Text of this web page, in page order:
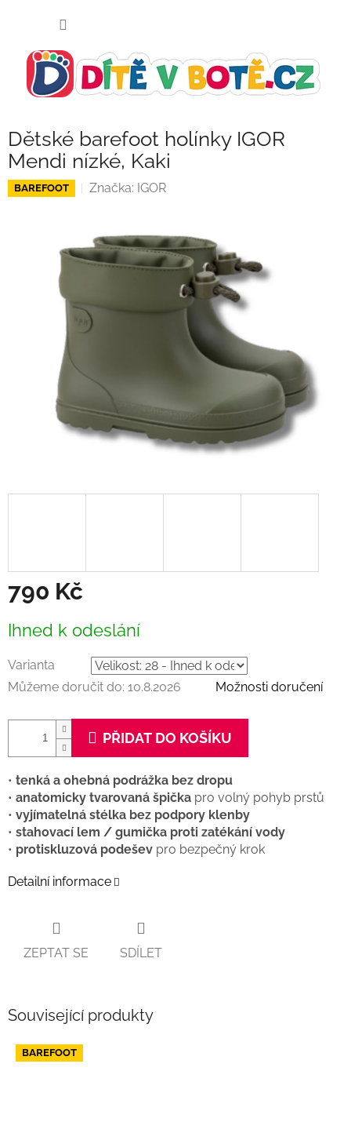
Dětské barefoot holínky IGOR
Mendi nízké, Kaki
BAREFOOT Značka: IGOR
790 Kč
cena:
Ihned k odeslání
Varianta
Můžeme doručit do: 10.8.2026 Možnosti doručení
PŘIDAT DO KOŠÍKU
• tenká a ohebná podrážka bez dropu
• anatomicky tvarovaná špička pro volný pohyb prstů
• vyjímatelná stélka bez podpory klenby
• stahovací lem / gumička proti zatékání vody
• protiskluzová podešev pro bezpečný krok
Detailní informace
ZEPTAT SE SDÍLET
Související produkty
BAREFOOT